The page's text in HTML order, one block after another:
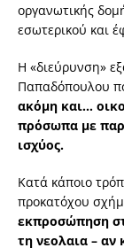
οργανωτικής
εσωτερικού και
Η «διεύρυνση»
Παπαδόπουλου
ακόμη και…
πρόσωπα με
ισχύος.
Κατά κάποιο
προκατόχου
εκπροσώπηση
τη νεολαια – αν